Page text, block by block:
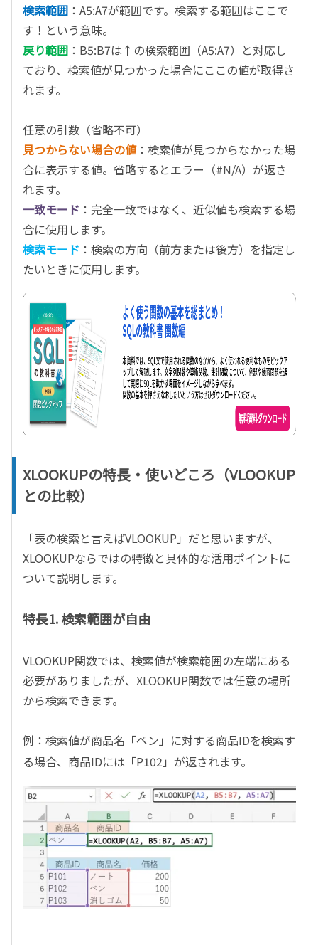
検索範囲 ： A5:A7が範囲です。検索する範囲はここで
す！という意味。
戻り範囲 ： B5:B7は↑の検索範囲（A5:A7）と対応し
ており、検索値が見つかった場合にここの値が取得さ
れます。
任意の引数（省略不可）
見つからない場合の値：検索値が見つからなかった場
合に表示する値。省略するとエラー（#N/A）が返さ
れます。
一致モード ：完全一致ではなく、近似値も検索する場
合に使用します。
検索モード ：検索の方向（前方または後方）を指定し
たいときに使用します。
XLOOKUPの特長・使いどころ（VLOOKUP
との比較）
「表の検索と言えばVLOOKUP」だと思いますが、
XLOOKUPならではの特徴と具体的な活用ポイントに
ついて説明します。
特長1. 検索範囲が自由
VLOOKUP関数では、検索値が検索範囲の左端にある
必要がありましたが、XLOOKUP関数では任意の場所
から検索できます。
例：検索値が商品名「ペン」に対する商品IDを検索す
る場合、商品IDには「P102」が返されます。